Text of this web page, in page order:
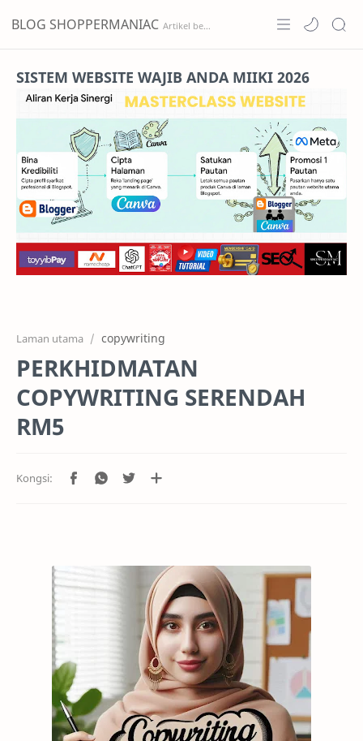
BLOG SHOPPERMANIAC
Projects
Features
Pricing
RTL Mode
SISTEM WEBSITE WAJIB ANDA MIIKI 2026
Laman utama copywriting
PERKHIDMATAN
COPYWRITING SERENDAH
RM5